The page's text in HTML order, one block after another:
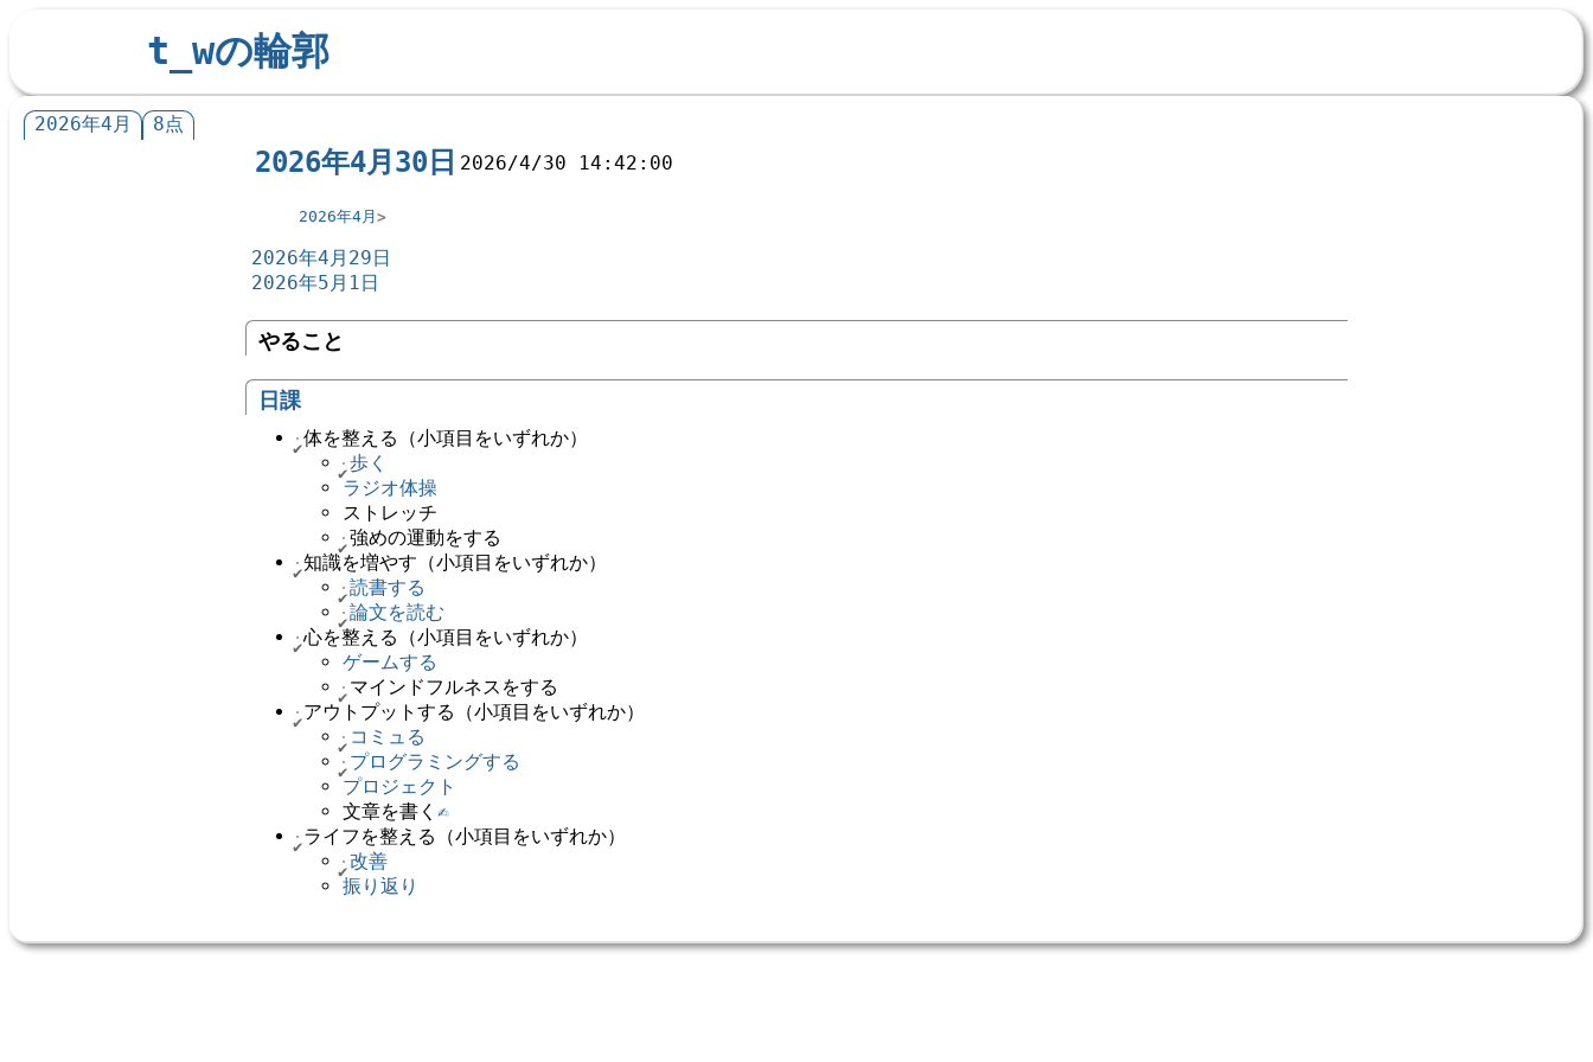
t_wの輪郭
2026年4月 8点
2026年4月30日 2026/4/30 14:42:00
2026年4月
2026年4月29日
2026年5月1日
やること
日課
体を整える（小項目をいずれか）
歩く
ラジオ体操
ストレッチ
強めの運動をする
知識を増やす（小項目をいずれか）
読書する
論文を読む
心を整える（小項目をいずれか）
ゲームする
マインドフルネスをする
アウトプットする（小項目をいずれか）
コミュる
プログラミングする
プロジェクト
文章を書く ✍️
ライフを整える（小項目をいずれか）
改善
振り返り